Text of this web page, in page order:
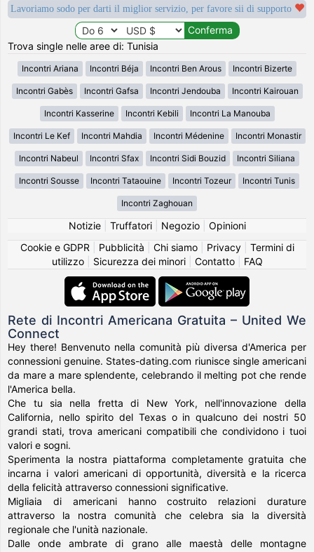
Lavoriamo sodo per darti il miglior servizio, per favore sii di supporto
Trova single nelle aree di: Tunisia
Incontri Ariana Incontri Béja Incontri Ben Arous Incontri Bizerte
Incontri Gabès Incontri Gafsa Incontri Jendouba Incontri Kairouan
Incontri Kasserine Incontri Kebili Incontri La Manouba
Incontri Le Kef Incontri Mahdia Incontri Médenine Incontri Monastir
Incontri Nabeul Incontri Sfax Incontri Sidi Bouzid Incontri Siliana
Incontri Sousse Incontri Tataouine Incontri Tozeur Incontri Tunis
Incontri Zaghouan
Notizie| Truffatori| Negozio| Opinioni
Cookie e GDPR
Pubblicità Chi siamo| Privacy| Termini di
utilizzo| Sicurezza dei minori| Contatto| FAQ
Rete di Incontri Americana Gratuita – United We
Connect
Hey there! Benvenuto nella comunità più diversa d'America per
connessioni genuine. States-dating.com riunisce single americani
da mare a mare splendente, celebrando il melting pot che rende
l'America bella.
Che tu sia nella fretta di New York, nell'innovazione della
California, nello spirito del Texas o in qualcuno dei nostri 50
grandi stati, trova americani compatibili che condividono i tuoi
valori e sogni.
Sperimenta la nostra piattaforma completamente gratuita che
incarna i valori americani di opportunità, diversità e la ricerca
della felicità attraverso connessioni significative.
Migliaia di americani hanno costruito relazioni durature
attraverso la nostra comunità che celebra sia la diversità
regionale che l'unità nazionale.
Dalle onde ambrate di grano alle maestà delle montagne